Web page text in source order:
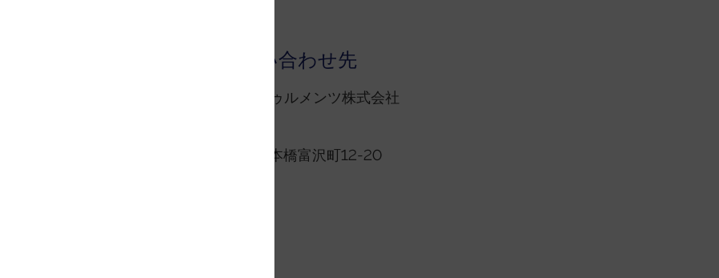
本記事に関するお問い合わせ先
オックスフォード・インストゥルメンツ株式会社
〒103-0006 東京都中央区日本橋富沢町12-20